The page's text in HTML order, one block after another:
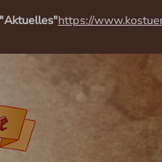
https://